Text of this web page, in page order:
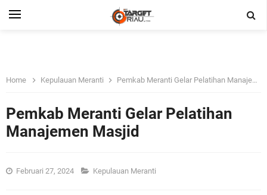
Home Kepulauan Meranti Pemkab Meranti Gelar Pelatihan Manajemen Masjid
Pemkab Meranti Gelar Pelatihan
Manajemen Masjid
Februari 27, 2024 Kepulauan Meranti